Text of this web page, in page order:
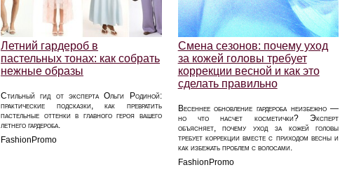
Летний гардероб в
пастельных тонах: как собрать
нежные образы
Стильный гид от эксперта Ольги Родиной:
практические подсказки, как превратить
пастельные оттенки в главного героя вашего
летнего гардероба.
FashionPromo
Смена сезонов: почему уход
за кожей головы требует
коррекции весной и как это
сделать правильно
Весеннее обновление гардероба неизбежно —
но что насчет косметички? Эксперт
объясняет, почему уход за кожей головы
требует коррекции вместе с приходом весны и
как избежать проблем с волосами.
FashionPromo